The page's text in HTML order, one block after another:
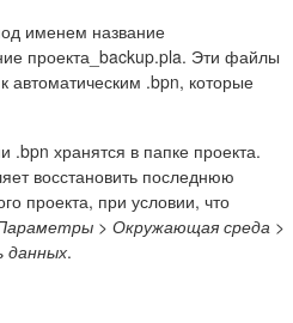
именем название
проекта_backup.pla. Эти файлы
автоматическим .bpn, которые
.bpn хранятся в папке проекта.
восстановить последнюю
проекта, при условии, что
> Окружающая среда >
данных.